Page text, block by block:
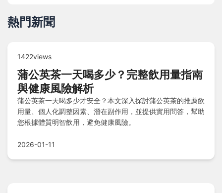
熱門新聞
1422views
蒲公英茶一天喝多少？完整飲用量指南
與健康風險解析
蒲公英茶一天喝多少才安全？本文深入探討蒲公英茶的推薦飲
用量、個人化調整因素、潛在副作用，並提供實用問答，幫助
您根據體質明智飲用，避免健康風險。
2026-01-11